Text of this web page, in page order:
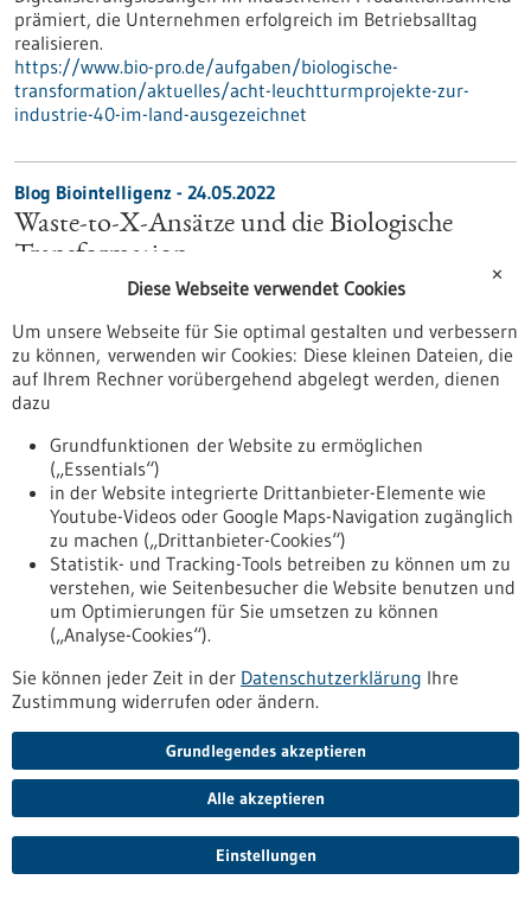
prämiert, die Unternehmen erfolgreich im Betriebsalltag
realisieren.
https://www.bio-pro.de/aufgaben/biologische-
transformation/aktuelles/acht-leuchtturmprojekte-zur-
industrie-40-im-land-ausgezeichnet
Blog Biointelligenz - 24.05.2022
Waste-to-X-Ansätze und die Biologische
Transformation
Feinchemikalien aus Müll: Abfälle können nicht nur zur
auch als Rohstoff für verschiedene Produkte dienen.
https://www.bio-pro.de/aufgaben/biologische-
transformation/aktuelles/waste-x-ansaetze-und-die-
biologische-transformation
Pressemitteilung - 23.05.2022
Wirtschaftsministerin besucht Unternehmen
mit zukunftsweisenden Ideen
Sei es der Digitalversicherer Getsafe, eines der größten Start-
ups in Baden-Württemberg, sei es die Firma Alstom, weltweit
zweitgrößter Bahntechnikkonzern, oder Essity, global
Wirtschaftsministerin Dr. Nicole Hoffmeister-Kraut
informierte sich bei Firmen-Besuchen in Heidelberg und
Mannheim über innovative Lösungen und zukunftsweisende
https://www.bio-pro.de/aufgaben/biologische-
transformation/aktuelles/wirtschaftsministerin-besucht-
unternehmen-mit-zukunftsweisenden-ideen
✕
Diese Webseite verwendet Cookies
Um unsere Webseite für Sie optimal gestalten und verbessern
zu können, verwenden wir Cookies: Diese kleinen Dateien, die
auf Ihrem Rechner vorübergehend abgelegt werden, dienen
dazu
Grundfunktionen der Website zu ermöglichen
(„Essentials“)
in der Website integrierte Drittanbieter-Elemente wie
Youtube-Videos oder Google Maps-Navigation zugänglich
zu machen („Drittanbieter-Cookies“)
Statistik- und Tracking-Tools betreiben zu können um zu
verstehen, wie Seitenbesucher die Website benutzen und
um Optimierungen für Sie umsetzen zu können
(„Analyse-Cookies“).
Sie können jeder Zeit in der Datenschutzerklärung Ihre
Zustimmung widerrufen oder ändern.
Grundlegendes akzeptieren
Alle akzeptieren
Einstellungen